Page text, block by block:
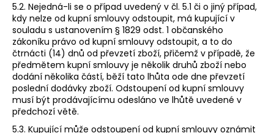
5.2. Nejedná-li se o případ uvedený v čl. 5.1 či o jiný případ,
kdy nelze od kupní smlouvy odstoupit, má kupující v
souladu s ustanovením § 1829 odst. 1 občanského
zákoníku právo od kupní smlouvy odstoupit, a to do
čtrnácti (14) dnů od převzetí zboží, přičemž v případě, že
předmětem kupní smlouvy je několik druhů zboží nebo
dodání několika částí, běží tato lhůta ode dne převzetí
poslední dodávky zboží. Odstoupení od kupní smlouvy
musí být prodávajícímu odesláno ve lhůtě uvedené v
předchozí větě.
5.3. Kupující může odstoupení od kupní smlouvy oznámit